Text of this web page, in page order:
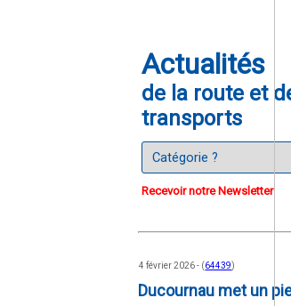
Actualités
de la route et
transports
Recevoir notre Newsletter
4 février 2026 - (64439)
Ducournau met un